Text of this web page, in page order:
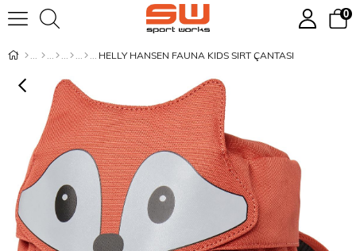
0
HELLY HANSEN FAUNA KIDS SIRT ÇANTASI